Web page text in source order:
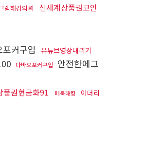
램해킹의뢰
신세계상품권코인
커구입 유튜브영상내리기
다바오포커구입
안전한에그
품권현금화91 페북해킹
이더리